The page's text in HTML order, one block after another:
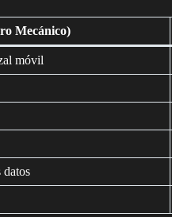
Mecánico)
móvil
datos